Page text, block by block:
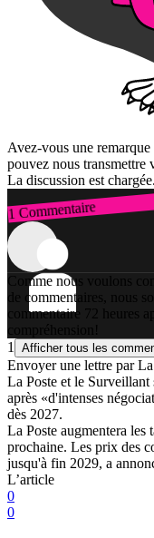
Avez-vous une
pouvez nous transmettre
La discussion est
1 Commentaire
Connexion
Comme nous voulons
de commentaires, nous
commentaire 72 heures
compréhension!
1
Afficher tous les
Envoyer une lettre par
La Poste et le Surveillant
après «d'intenses
dès 2027.
La Poste augmentera les
prochaine. Les prix des
jusqu'à fin 2029, a
L’article
0
0